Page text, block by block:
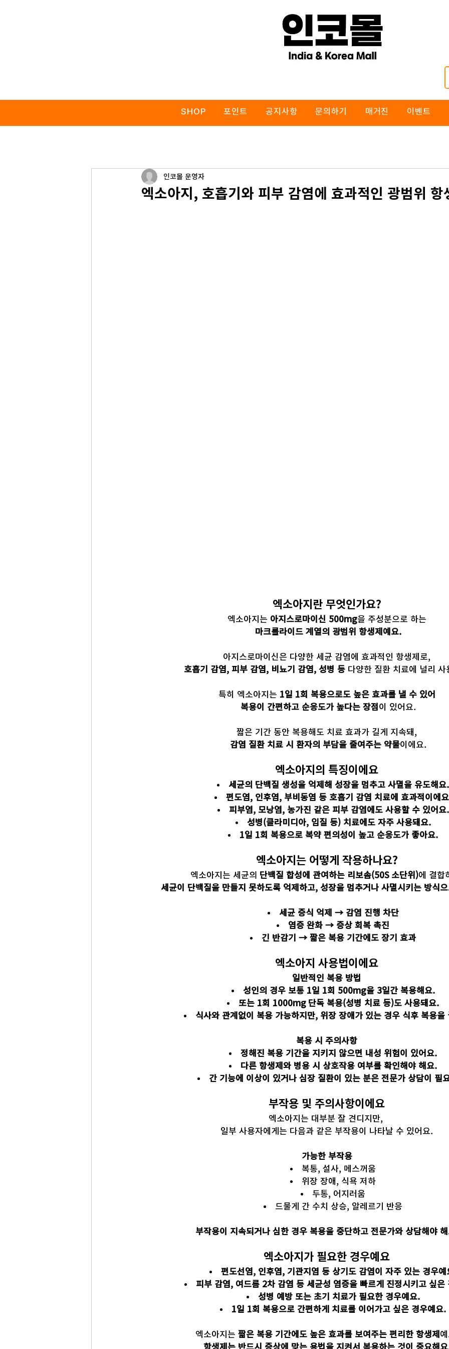
SHOP 포인트 공지사항 문의하기 매거진 이벤트
엑소아지, 호흡기와 피부 감염에 효과적인 광범위 항
인코몰 운영자
엑소아지란 무엇인가요?
엑소아지는 아지스로마이신 500mg을 주성분으로 하는
마크롤라이드 계열의 광범위 항생제예요.
아지스로마이신은 다양한 세균 감염에 효과적인 항생제로,
호흡기 감염, 피부 감염, 비뇨기 감염, 성병 등 다양한 질환 치료에 널리 사
특히 엑소아지는 1일 1회 복용으로도 높은 효과를 낼 수 있어
복용이 간편하고 순응도가 높다는 장점 이 있어요.
짧은 기간 동안 복용해도 치료 효과가 길게 지속돼,
감염 질환 치료 시 환자의 부담을 줄여주는 약물이에요.
엑소아지의 특징이에요
세균의 단백질 생성을 억제해 성장을 멈추고 사멸을 유도해요.
편도염, 인후염, 부비동염 등 호흡기 감염 치료에 효과적이에
피부염, 모낭염, 농가진 같은 피부 감염에도 사용할 수 있어요.
성병(클라미디아, 임질 등) 치료에도 자주 사용돼요.
1일 1회 복용으로 복약 편의성이 높고 순응도가 좋아요.
엑소아지는 어떻게 작용하나요?
엑소아지는 세균의 단백질 합성에 관여하는 리보솜(50S 소단위)에 결합
세균이 단백질을 만들지 못하도록 억제하고, 성장을 멈추거나 사멸시키는 방식
세균 증식 억제 → 감염 진행 차단
염증 완화 → 증상 회복 촉진
긴 반감기 → 짧은 복용 기간에도 장기 효과
엑소아지 사용법이에요
일반적인 복용 방법
성인의 경우 보통 1일 1회 500mg을 3일간 복용해요.
또는 1회 1000mg 단독 복용(성병 치료 등)도 사용돼요.
식사와 관계없이 복용 가능하지만, 위장 장애가 있는 경우 식후 복용을
복용 시 주의사항
정해진 복용 기간을 지키지 않으면 내성 위험이 있어요.
다른 항생제와 병용 시 상호작용 여부를 확인해야 해요.
간 기능에 이상이 있거나 심장 질환이 있는 분은 전문가 상담이 필
부작용 및 주의사항이에요
엑소아지는 대부분 잘 견디지만,
일부 사용자에게는 다음과 같은 부작용이 나타날 수 있어요.
가능한 부작용
복통, 설사, 메스꺼움
위장 장애, 식욕 저하
두통, 어지러움
드물게 간 수치 상승, 알레르기 반응
부작용이 지속되거나 심한 경우 복용을 중단하고 전문가와 상담해야
엑소아지가 필요한 경우예요
편도선염, 인후염, 기관지염 등 상기도 감염이 자주 있는 경우예
피부 감염, 여드름 2차 감염 등 세균성 염증을 빠르게 진정시키고 싶은
성병 예방 또는 초기 치료가 필요한 경우예요.
1일 1회 복용으로 간편하게 치료를 이어가고 싶은 경우예요.
엑소아지는 짧은 복용 기간에도 높은 효과를 보여주는 편리한 항생제
항생제는 반드시 증상에 맞는 용법을 지켜서 복용하는 것이 중요해